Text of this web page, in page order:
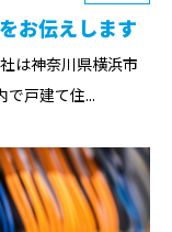
お伝えします
は神奈川県横浜市
で戸建て住...